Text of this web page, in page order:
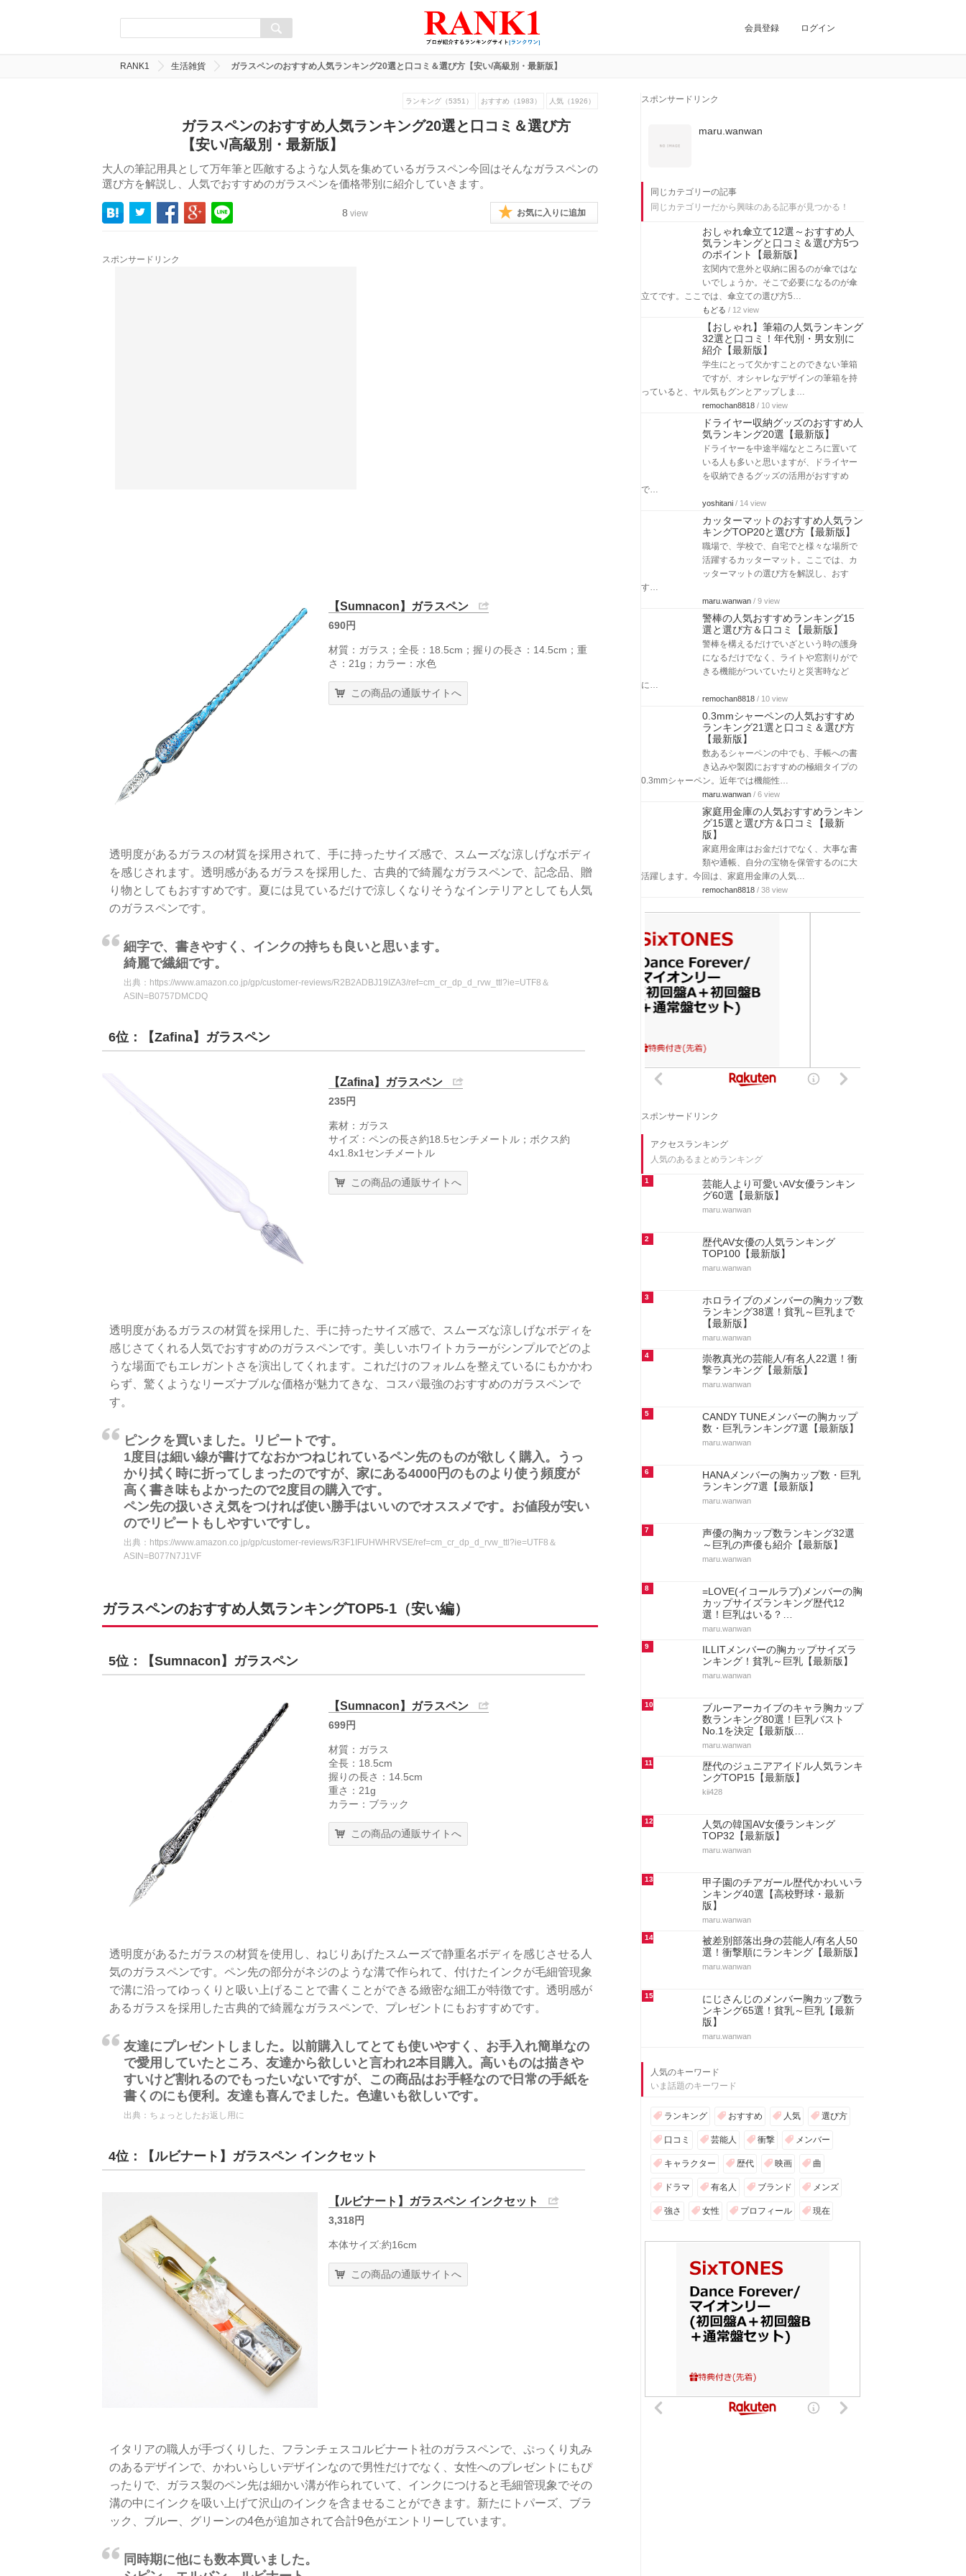
会員登録 ログイン
RANK1 生活雑貨 ガラスペンのおすすめ人気ランキング20選と口コミ＆選び方【安い/高級別・最新版】
ランキング（5351） おすすめ（1983） 人気（1926）
ガラスペンのおすすめ人気ランキング20選と口コミ＆選び方
【安い/高級別・最新版】
大人の筆記用具として万年筆と匹敵するような人気を集めているガラスペン今回はそんなガラスペンの
選び方を解説し、人気でおすすめのガラスペンを価格帯別に紹介していきます。
8 view お気に入りに追加
スポンサードリンク
【Sumnacon】ガラスペン
690円
材質：ガラス；全長：18.5cm；握りの長さ：14.5cm；重
さ：21g；カラー：水色
この商品の通販サイトへ
透明度があるガラスの材質を採用されて、手に持ったサイズ感で、スムーズな涼しげなボディ
を感じされます。透明感があるガラスを採用した、古典的で綺麗なガラスペンで、記念品、贈
り物としてもおすすめです。夏には見ているだけで涼しくなりそうなインテリアとしても人気
のガラスペンです。
細字で、書きやすく、インクの持ちも良いと思います。
綺麗で繊細です。
出典： https://www.amazon.co.jp/gp/customer-reviews/R2B2ADBJ19IZA3/ref=cm_cr_dp_d_rvw_ttl?ie=UTF8＆
ASIN=B0757DMCDQ
6位：【Zafina】ガラスペン
【Zafina】ガラスペン
235円
素材：ガラス
サイズ：ペンの長さ約18.5センチメートル；ボクス約
4x1.8x1センチメートル
この商品の通販サイトへ
透明度があるガラスの材質を採用した、手に持ったサイズ感で、スムーズな涼しげなボディを
感じさてくれる人気でおすすめのガラスペンです。美しいホワイトカラーがシンプルでどのよ
うな場面でもエレガントさを演出してくれます。これだけのフォルムを整えているにもかかわ
らず、驚くようなリーズナブルな価格が魅力てきな、コスパ最強のおすすめのガラスペンで
す。
ピンクを買いました。リピートです。
1度目は細い線が書けてなおかつねじれているペン先のものが欲しく購入。うっ
かり拭く時に折ってしまったのですが、家にある4000円のものより使う頻度が
高く書き味もよかったので2度目の購入です。
ペン先の扱いさえ気をつければ使い勝手はいいのでオススメです。お値段が安い
のでリピートもしやすいですし。
出典： https://www.amazon.co.jp/gp/customer-reviews/R3F1IFUHWHRVSE/ref=cm_cr_dp_d_rvw_ttl?ie=UTF8＆
ASIN=B077N7J1VF
ガラスペンのおすすめ人気ランキングTOP5-1（安い編）
5位：【Sumnacon】ガラスペン
【Sumnacon】ガラスペン
699円
材質：ガラス
全長：18.5cm
握りの長さ：14.5cm
重さ：21g
カラー：ブラック
この商品の通販サイトへ
透明度があるたガラスの材質を使用し、ねじりあげたスムーズで静重名ボディを感じさせる人
気のガラスペンです。ペン先の部分がネジのような溝で作られて、付けたインクが毛細管現象
で溝に沿ってゆっくりと吸い上げることで書くことができる緻密な細工が特徴です。透明感が
あるガラスを採用した古典的で綺麗なガラスペンで、プレゼントにもおすすめです。
友達にプレゼントしました。以前購入してとても使いやすく、お手入れ簡単なの
で愛用していたところ、友達から欲しいと言われ2本目購入。高いものは描きや
すいけど割れるのでもったいないですが、この商品はお手軽なので日常の手紙を
書くのにも便利。友達も喜んでました。色違いも欲しいです。
出典： ちょっとしたお返し用に
4位：【ルビナート】ガラスペン インクセット
【ルビナート】ガラスペン インクセット
3,318円
本体サイズ:約16cm
この商品の通販サイトへ
イタリアの職人が手づくりした、フランチェスコルビナート社のガラスペンで、ぷっくり丸み
のあるデザインで、かわいらしいデザインなので男性だけでなく、女性へのプレゼントにもぴ
ったりで、ガラス製のペン先は細かい溝が作られていて、インクにつけると毛細管現象でその
溝の中にインクを吸い上げて沢山のインクを含ませることができます。新たにトパーズ、ブラ
ック、ブルー、グリーンの4色が追加されて合計9色がエントリーしています。
同時期に他にも数本買いました。
スポンサードリンク
maru.wanwan
同じカテゴリーの記事
同じカテゴリーだから興味のある記事が見つかる！
おしゃれ傘立て12選～おすすめ人
気ランキングと口コミ＆選び方5つ
のポイント【最新版】
玄関内で意外と収納に困るのが傘ではな
いでしょうか。そこで必要になるのが傘
立てです。ここでは、傘立ての選び方5…
もどる / 12 view
【おしゃれ】筆箱の人気ランキング
32選と口コミ！年代別・男女別に
紹介【最新版】
学生にとって欠かすことのできない筆箱
ですが、オシャレなデザインの筆箱を持
っていると、ヤル気もグンとアップしま…
remochan8818 / 10 view
ドライヤー収納グッズのおすすめ人
気ランキング20選【最新版】
ドライヤーを中途半端なところに置いて
いる人も多いと思いますが、ドライヤー
を収納できるグッズの活用がおすすめ
で…
yoshitani / 14 view
カッターマットのおすすめ人気ラン
キングTOP20と選び方【最新版】
職場で、学校で、自宅でと様々な場所で
活躍するカッターマット。ここでは、カ
ッターマットの選び方を解説し、おす
す…
maru.wanwan / 9 view
警棒の人気おすすめランキング15
選と選び方＆口コミ【最新版】
警棒を構えるだけでいざという時の護身
になるだけでなく、ライトや窓割りがで
きる機能がついていたりと災害時など
に…
remochan8818 / 10 view
0.3mmシャーペンの人気おすすめ
ランキング21選と口コミ＆選び方
【最新版】
数あるシャーペンの中でも、手帳への書
き込みや製図におすすめの極細タイプの
0.3mmシャーペン。近年では機能性…
maru.wanwan / 6 view
家庭用金庫の人気おすすめランキン
グ15選と選び方＆口コミ【最新
版】
家庭用金庫はお金だけでなく、大事な書
類や通帳、自分の宝物を保管するのに大
活躍します。今回は、家庭用金庫の人気…
remochan8818 / 38 view
スポンサードリンク
アクセスランキング
人気のあるまとめランキング
1
芸能人より可愛いAV女優ランキン
グ60選【最新版】
maru.wanwan
2
歴代AV女優の人気ランキング
TOP100【最新版】
maru.wanwan
3
ホロライブのメンバーの胸カップ数
ランキング38選！貧乳～巨乳まで
【最新版】
maru.wanwan
4
崇教真光の芸能人/有名人22選！衝
撃ランキング【最新版】
maru.wanwan
5
CANDY TUNEメンバーの胸カップ
数・巨乳ランキング7選【最新版】
maru.wanwan
6
HANAメンバーの胸カップ数・巨乳
ランキング7選【最新版】
maru.wanwan
7
声優の胸カップ数ランキング32選
～巨乳の声優も紹介【最新版】
maru.wanwan
8
=LOVE(イコールラブ)メンバーの胸
カップサイズランキング歴代12
選！巨乳はいる？…
maru.wanwan
9
ILLITメンバーの胸カップサイズラ
ンキング！貧乳～巨乳【最新版】
maru.wanwan
10
ブルーアーカイブのキャラ胸カップ
数ランキング80選！巨乳バスト
No.1を決定【最新版…
maru.wanwan
11
歴代のジュニアアイドル人気ランキ
ングTOP15【最新版】
kii428
12
人気の韓国AV女優ランキング
TOP32【最新版】
maru.wanwan
13
甲子園のチアガール歴代かわいいラ
ンキング40選【高校野球・最新
版】
maru.wanwan
14
被差別部落出身の芸能人/有名人50
選！衝撃順にランキング【最新版】
maru.wanwan
15
にじさんじのメンバー胸カップ数ラ
ンキング65選！貧乳～巨乳【最新
版】
maru.wanwan
人気のキーワード
いま話題のキーワード
ランキング おすすめ 人気 選び方
口コミ 芸能人 衝撃 メンバー
キャラクター 歴代 映画 曲
ドラマ 有名人 ブランド メンズ
強さ 女性 プロフィール 現在